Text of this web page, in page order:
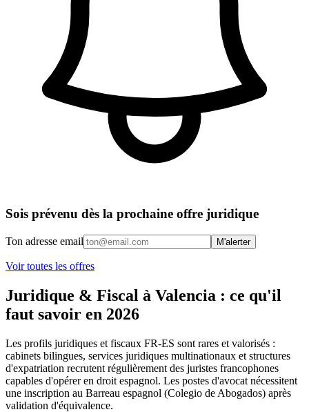
Sois prévenu dès la prochaine offre juridique
Ton adresse email M'alerter
Voir toutes les offres
Juridique & Fiscal à Valencia : ce qu'il
faut savoir en 2026
Les profils juridiques et fiscaux FR-ES sont rares et valorisés :
cabinets bilingues, services juridiques multinationaux et structures
d'expatriation recrutent régulièrement des juristes francophones
capables d'opérer en droit espagnol. Les postes d'avocat nécessitent
une inscription au Barreau espagnol (Colegio de Abogados) après
validation d'équivalence.